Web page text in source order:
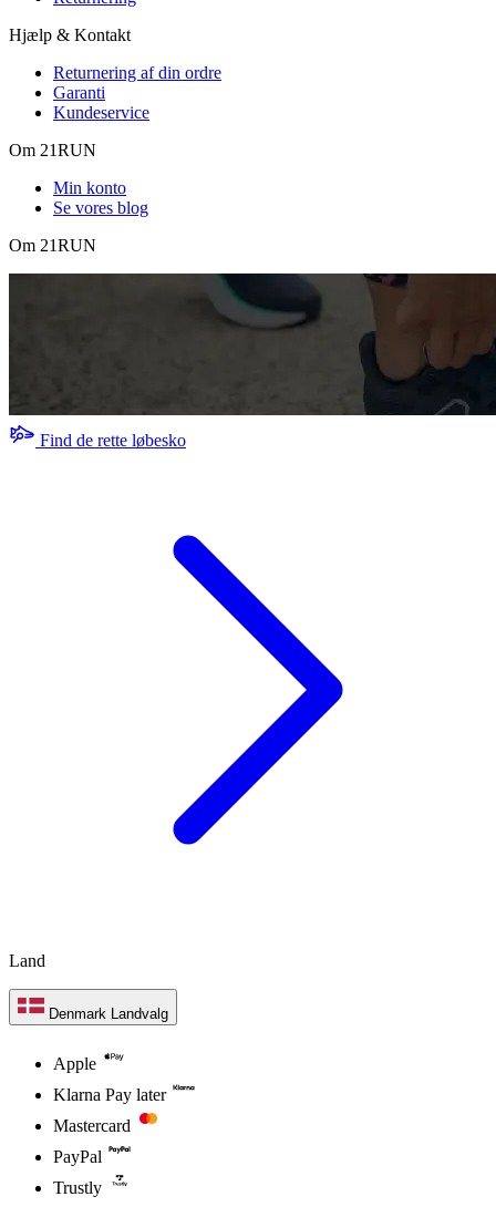
Hjælp & Kontakt
Returnering af din ordre
Garanti
Kundeservice
Om 21RUN
Min konto
Se vores blog
Om 21RUN
Find de rette løbesko
Land
Denmark Landvalg
Apple
Klarna Pay later
Mastercard
PayPal
Trustly